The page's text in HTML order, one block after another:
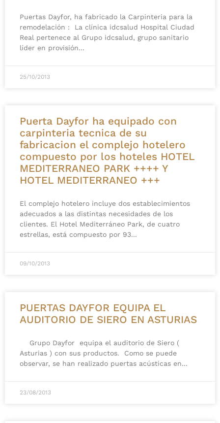
Puertas Dayfor, ha fabricado la Carpinteria para la
remodelación : La clínica idcsalud Hospital Ciudad
Real pertenece al Grupo idcsalud, grupo sanitario
líder en provisión
25/10/2013
Puerta Dayfor ha equipado con
carpinteria tecnica de su
fabricacion el complejo hotelero
compuesto por los hoteles HOTEL
MEDITERRANEO PARK ++++ Y
HOTEL MEDITERRANEO +++
El complejo hotelero incluye dos establecimientos
adecuados a las distintas necesidades de los
clientes. El Hotel Mediterráneo Park, de cuatro
estrellas, está compuesto por 93
09/10/2013
PUERTAS DAYFOR EQUIPA EL
AUDITORIO DE SIERO EN ASTURIAS
Grupo Dayfor equipa el auditorio de Siero (
Asturias ) con sus productos. Como se puede
observar, se han realizado puertas acústicas en
23/08/2013